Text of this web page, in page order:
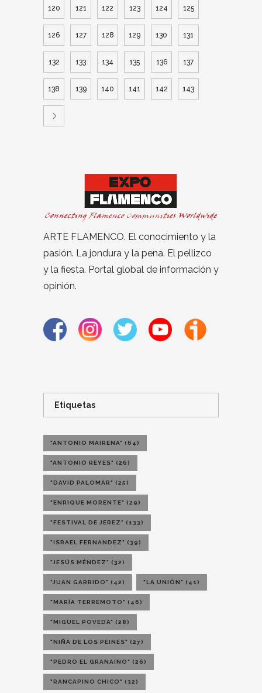
120 121 122 123 124 125
126 127 128 129 130 131
132 133 134 135 136 137
138 139 140 141 142 143
ARTE FLAMENCO. El conocimiento y la
pasión. La jondura y la pena. El pellizco
y la fiesta. Portal global de información y
opinión.
Etiquetas
"ANTONIO MAIRENA" (64)
"ANTONIO REYES" (26)
"DAVID PALOMAR" (25)
"ENRIQUE MORENTE" (29)
"FESTIVAL DE JEREZ" (133)
"ISRAEL FERNANDEZ" (39)
"JESÚS MÉNDEZ" (32)
"JUAN GARRIDO" (42) "LA UNIÓN" (41)
"MARÍA TERREMOTO" (46)
"MIGUEL POVEDA" (28)
"NIÑA DE LOS PEINES" (27)
"PEDRO EL GRANAINO" (26)
"RANCAPINO CHICO" (32)